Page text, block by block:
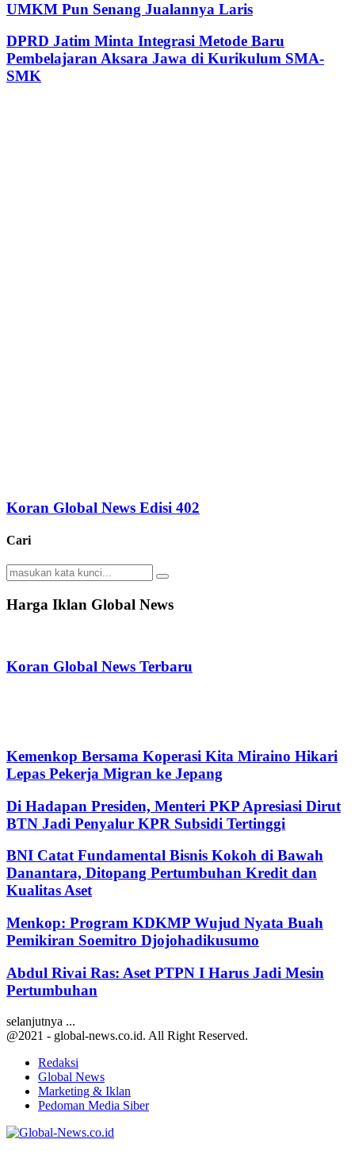
UMKM Pun Senang Jualannya Laris
DPRD Jatim Minta Integrasi Metode Baru
Pembelajaran Aksara Jawa di Kurikulum SMA-
SMK
Koran Global News Edisi 402
Cari
Search
for:
Search
Harga Iklan Global News
Koran Global News Terbaru
Kemenkop Bersama Koperasi Kita Miraino Hikari
Lepas Pekerja Migran ke Jepang
Di Hadapan Presiden, Menteri PKP Apresiasi Dirut
BTN Jadi Penyalur KPR Subsidi Tertinggi
BNI Catat Fundamental Bisnis Kokoh di Bawah
Danantara, Ditopang Pertumbuhan Kredit dan
Kualitas Aset
Menkop: Program KDKMP Wujud Nyata Buah
Pemikiran Soemitro Djojohadikusumo
Abdul Rivai Ras: Aset PTPN I Harus Jadi Mesin
Pertumbuhan
selanjutnya ...
@2021 - global-news.co.id. All Right Reserved.
Redaksi
Global News
Marketing & Iklan
Pedoman Media Siber